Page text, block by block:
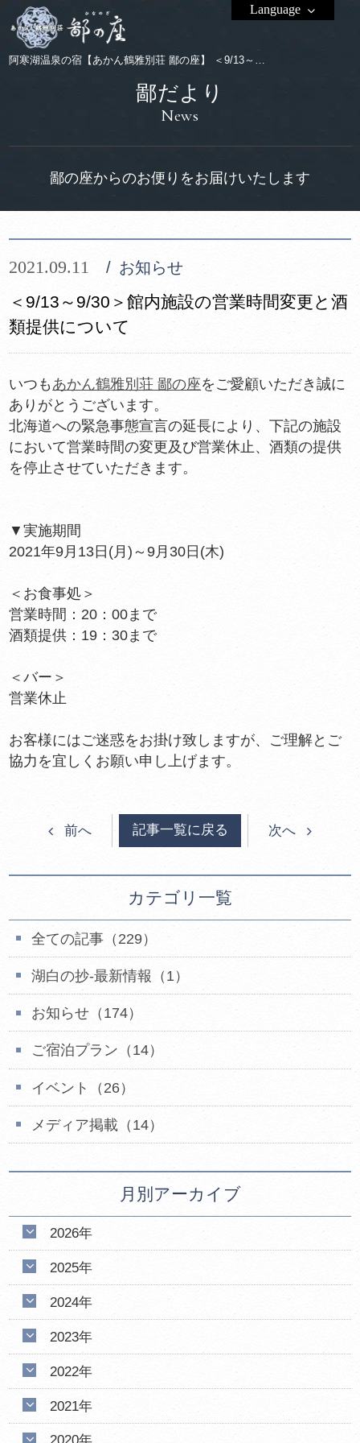
阿寒湖温泉の宿【あかん鶴雅別荘 鄙の座】 ＜9/13～9/30＞館内施設の営業時間変更と酒類提供について
Language
鄙だより
News
鄙の座からのお便りをお届けいたします
2021.09.11 お知らせ
＜9/13～9/30＞館内施設の営業時間変更と酒
類提供について
いつも あかん鶴雅別荘 鄙の座をご愛顧いただき誠に
ありがとうございます。
北海道への緊急事態宣言の延長により、下記の施設
において営業時間の変更及び営業休止、酒類の提供
を停止させていただきます。
▼実施期間
2021年9月13日(月)～9月30日(木)
＜お食事処＞
営業時間：20：00まで
酒類提供：19：30まで
＜バー＞
営業休止
お客様にはご迷惑をお掛け致しますが、ご理解とご
協力を宜しくお願い申し上げます。
前へ 記事一覧に戻る 次へ
カテゴリ一覧
全ての記事（229）
湖白の抄‐最新情報（1）
お知らせ（174）
ご宿泊プラン（14）
イベント（26）
メディア掲載（14）
月別アーカイブ
2026年
2025年
2024年
2023年
2022年
2021年